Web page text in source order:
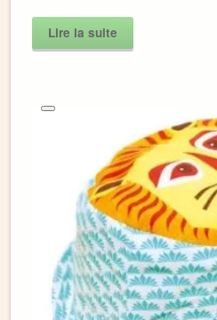
Lire la suite